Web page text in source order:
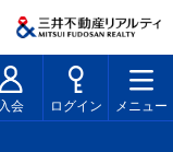
入会 ログイン メニュー